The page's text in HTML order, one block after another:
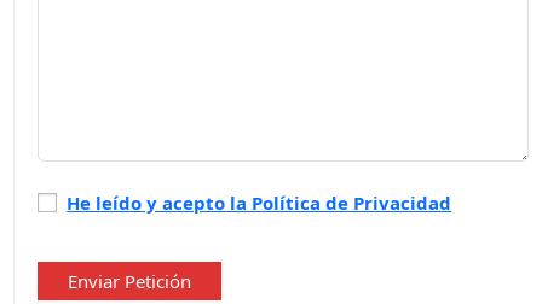
Política
privacidad*
He leído y acepto la Política de Privacidad
Enviar Petición